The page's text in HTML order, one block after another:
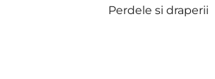
Perdele si draperii